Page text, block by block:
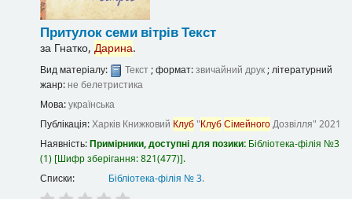
Притулок семи вітрівТекст
за Гнатко, Дарина.
Вид матеріалу: Текст; формат:звичайний друк; літературний
жанр: не белетристика
Мова:українська
Публікація:Харків Книжковий Клуб"КлубСімейногоДозвілля" 2021
Наявність:Примірники, доступні для позики: Бібліотека-філія №3
(1) Шифр зберігання:821(477) .
Списки:
Бібліотека-філія № 3.